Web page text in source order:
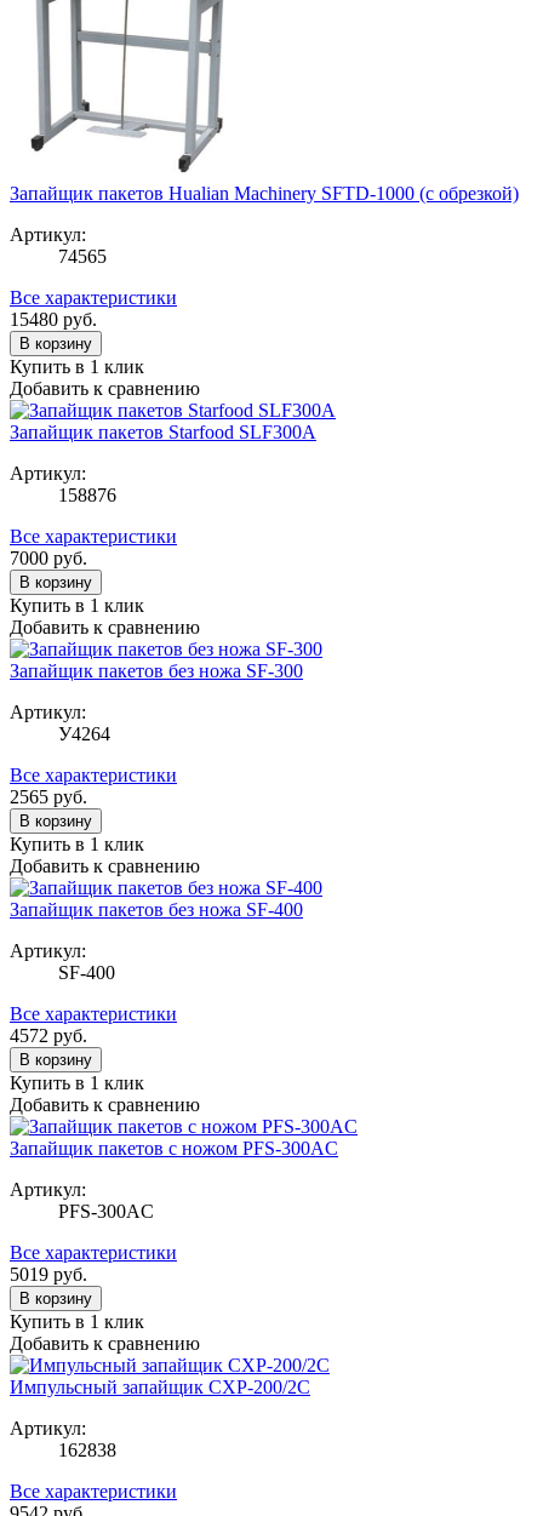
Запайщик пакетов Hualian Machinery SFTD-1000 (с обрезкой)
Артикул:
74565
Все характеристики
15480 руб.
В корзину
Купить в 1 клик
Добавить к сравнению
Запайщик пакетов Starfood SLF300A
Артикул:
158876
Все характеристики
7000 руб.
В корзину
Купить в 1 клик
Добавить к сравнению
Запайщик пакетов без ножа SF-300
Артикул:
У4264
Все характеристики
2565 руб.
В корзину
Купить в 1 клик
Добавить к сравнению
Запайщик пакетов без ножа SF-400
Артикул:
SF-400
Все характеристики
4572 руб.
В корзину
Купить в 1 клик
Добавить к сравнению
Запайщик пакетов с ножом PFS-300AC
Артикул:
PFS-300AC
Все характеристики
5019 руб.
В корзину
Купить в 1 клик
Добавить к сравнению
Импульсный запайщик CXP-200/2C
Артикул:
162838
Все характеристики